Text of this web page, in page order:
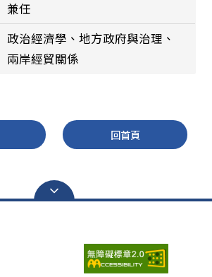
兼任
政治經濟學、地方政府與治理、
兩岸經貿關係
回首頁